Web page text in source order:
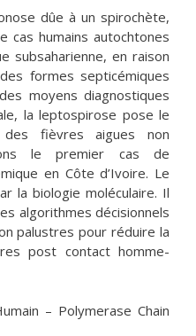
dûe à un spirochète,
cas humains autochtones
subsaharienne, en raison
formes septicémiques
moyens diagnostiques
la leptospirose pose le
fièvres aigues non
le premier cas de
en Côte d’Ivoire. Le
la biologie moléculaire. Il
algorithmes décisionnels
palustres pour réduire la
post contact homme-
– Polymerase Chain